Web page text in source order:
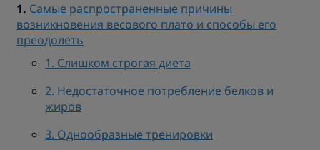
Самые распространенные причины
возникновения весового плато и способы его
преодолеть
1. Слишком строгая диета
2. Недостаточное потребление белков и
жиров
3. Однообразные тренировки